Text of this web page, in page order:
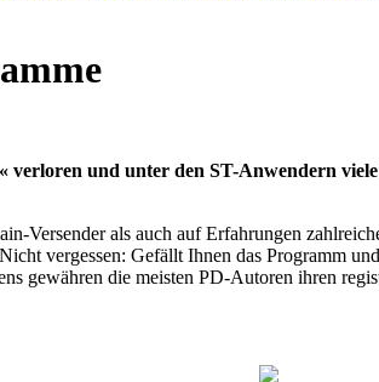
und unter den ST-Anwendern
Versender als auch auf Erfahrungen
vergessen: Gefällt Ihnen das Programm
gewähren die meisten PD-Autoren ihren